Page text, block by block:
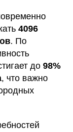
4096
. По
до 98%
, что важно